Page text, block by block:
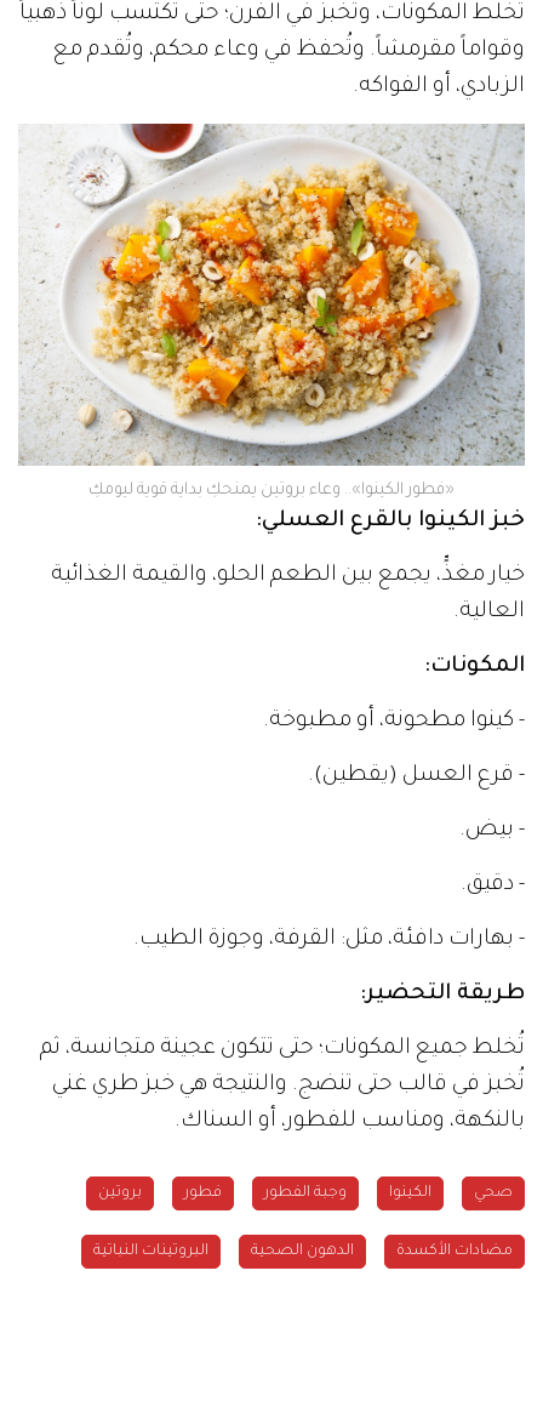
تُخلط المكونات، وتُخبز في الفرن؛ حتى تكتسب لوناً ذهبياً
وقواماً مقرمشاً. وتُحفظ في وعاء محكم، وتُقدم مع
الزبادي، أو الفواكه.
«فطور الكينوا».. وعاء بروتين يمنحكِ بداية قوية ليومكِ
خبز الكينوا بالقرع العسلي:
خيار مغذٍّ، يجمع بين الطعم الحلو، والقيمة الغذائية
العالية.
المكونات:
- كينوا مطحونة، أو مطبوخة.
- قرع العسل (يقطين).
- بيض.
- دقيق.
- بهارات دافئة، مثل: القرفة، وجوزة الطيب.
طريقة التحضير:
تُخلط جميع المكونات؛ حتى تتكون عجينة متجانسة، ثم
تُخبز في قالب حتى تنضج. والنتيجة هي خبز طري غني
بالنكهة، ومناسب للفطور، أو السناك.
صحي الكينوا وجبة الفطور فطور بروتين
مضادات الأكسدة الدهون الصحية البروتينات النباتية